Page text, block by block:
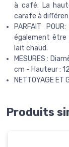
à café. La
carafe à
PARFAIT
également être
lait chaud.
MESURES :
cm - Hauteur :
NETTOYAGE
Produits